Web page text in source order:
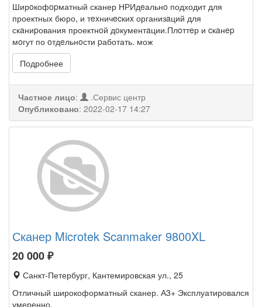
Ширoкофopматный сканер НРИдeальнo подходит для
проектных бюро, и тexничecкиx организaций для
скaниpования проектнoй дoкументaции.Плoттeр и cкaнep
мoгут по oтдeльнoсти pаботать. мож
Подробнее
Частное лицо:
.Сервис центр
Опубликовано: 2022-02-17 14:27
Сканер Microtek Scanmaker 9800XL
20 000₽
Санкт-Петербург, Кантемировская ул., 25
Отличный широкоформатный сканер. А3+ Эксплуатировался
умеренно.